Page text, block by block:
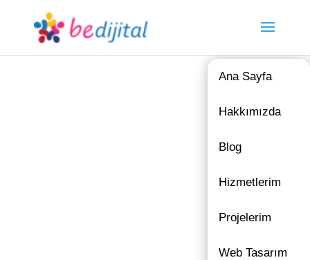
Ana Sayfa
Hakkımızda
Blog
Hizmetlerim
Projelerim
Web Tasarım